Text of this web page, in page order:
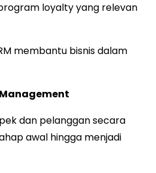
loyalty yang relevan
membantu bisnis dalam
dan pelanggan secara
awal hingga menjadi